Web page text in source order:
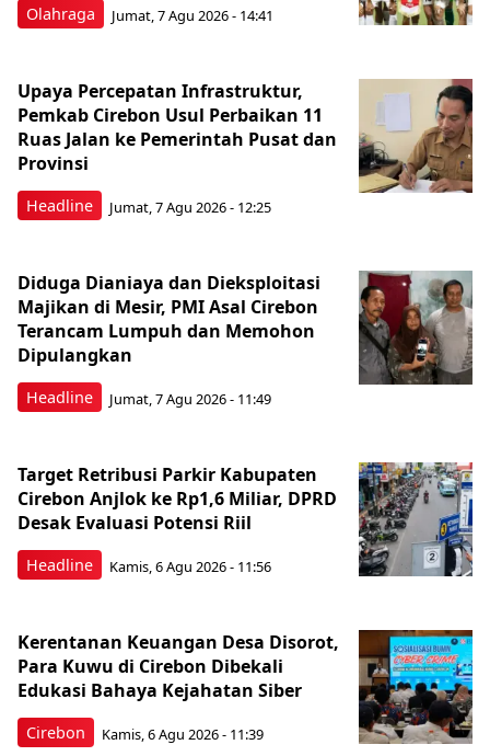
Olahraga Jumat, 7 Agu 2026 - 14:41
Headline
Upaya Percepatan Infrastruktur,
Pemkab Cirebon Usul Perbaikan 11
Ruas Jalan ke Pemerintah Pusat dan
Provinsi
Jumat, 7 Agu 2026 - 12:25
Headline
Diduga Dianiaya dan Dieksploitasi
Majikan di Mesir, PMI Asal Cirebon
Terancam Lumpuh dan Memohon
Dipulangkan
Jumat, 7 Agu 2026 - 11:49
Headline
Target Retribusi Parkir Kabupaten
Cirebon Anjlok ke Rp1,6 Miliar, DPRD
Desak Evaluasi Potensi Riil
Kamis, 6 Agu 2026 - 11:56
Cirebon
Kerentanan Keuangan Desa Disorot,
Para Kuwu di Cirebon Dibekali
Edukasi Bahaya Kejahatan Siber
Kamis, 6 Agu 2026 - 11:39